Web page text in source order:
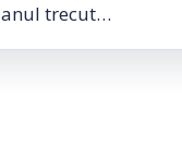
anul trecut…